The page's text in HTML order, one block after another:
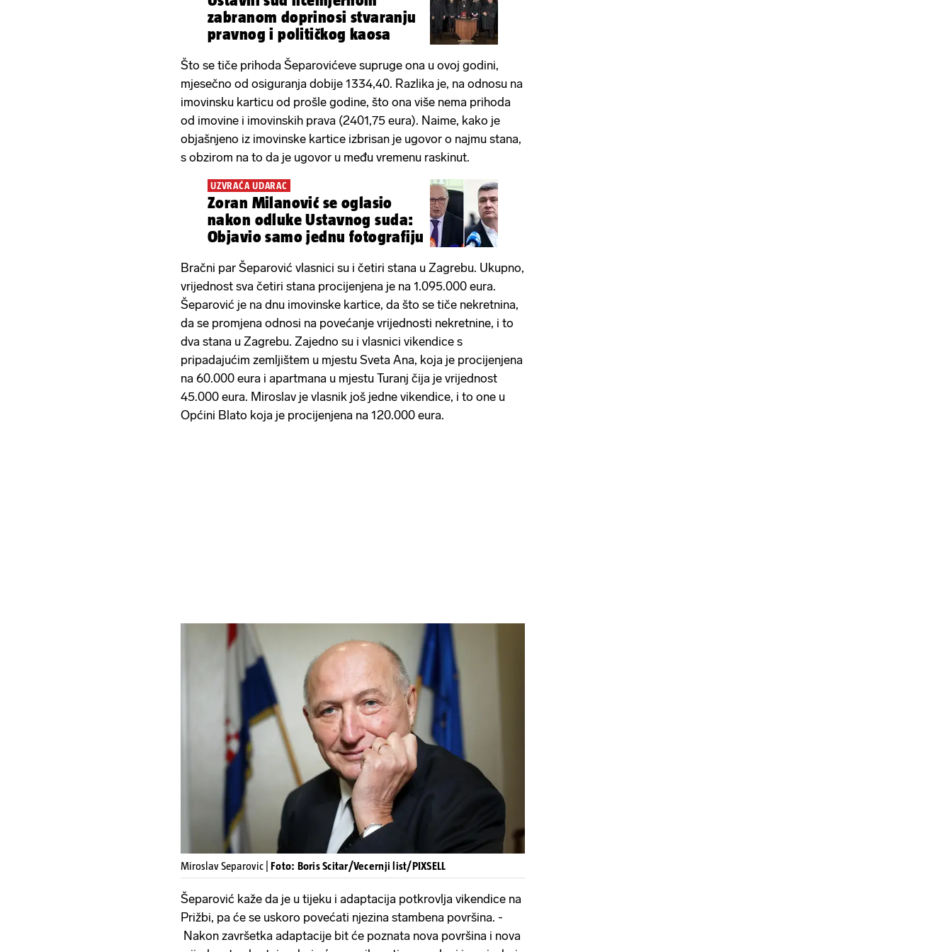
zabranom doprinosi stvaranju
pravnog i političkog kaosa
Što se tiče prihoda Šeparovićeve supruge ona u ovoj godini,
mjesečno od osiguranja dobije 1334,40. Razlika je, na odnosu na
imovinsku karticu od prošle godine, što ona više nema prihoda
od imovine i imovinskih prava (2401,75 eura). Naime, kako je
objašnjeno iz imovinske kartice izbrisan je ugovor o najmu stana,
s obzirom na to da je ugovor u među vremenu raskinut.
UZVRAĆA UDARAC
Zoran Milanović se oglasio
nakon odluke Ustavnog suda:
Objavio samo jednu fotografiju
Bračni par Šeparović vlasnici su i četiri stana u Zagrebu. Ukupno,
vrijednost sva četiri stana procijenjena je na 1.095.000 eura.
Šeparović je na dnu imovinske kartice, da što se tiče nekretnina,
da se promjena odnosi na povećanje vrijednosti nekretnine, i to
dva stana u Zagrebu. Zajedno su i vlasnici vikendice s
pripadajućim zemljištem u mjestu Sveta Ana, koja je procijenjena
na 60.000 eura i apartmana u mjestu Turanj čija je vrijednost
45.000 eura. Miroslav je vlasnik još jedne vikendice, i to one u
Općini Blato koja je procijenjena na 120.000 eura.
Miroslav Separovic | Foto: Boris Scitar/Vecernji list/PIXSELL
Šeparović kaže da je u tijeku i adaptacija potkrovlja vikendice na
Prižbi, pa će se uskoro povećati njezina stambena površina. -
Nakon završetka adaptacije bit će poznata nova površina i nova